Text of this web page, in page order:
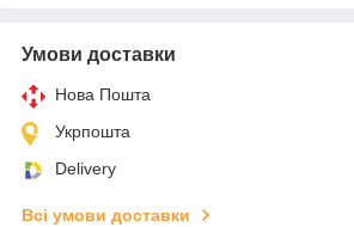
Умови доставки
Нова Пошта
Укрпошта
Delivery
Всі умови доставки